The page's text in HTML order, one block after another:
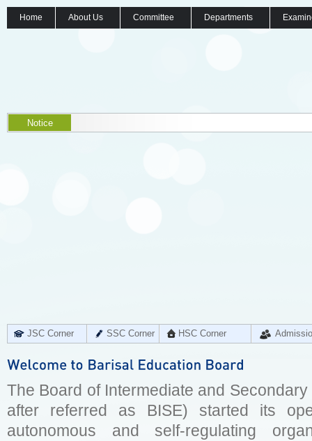
Home About Us Committee Departments
Notice
JSC Corner SSC Corner HSC Corner
The Board of Intermediate and
after referred as BISE) started its
autonomous and self-regulating